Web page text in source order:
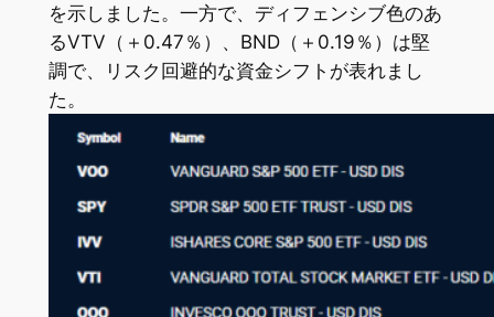
を示しました。一方で、ディフェンシブ色のあ
るVTV（＋0.47％）、BND（＋0.19％）は堅
調で、リスク回避的な資金シフトが表れまし
た。